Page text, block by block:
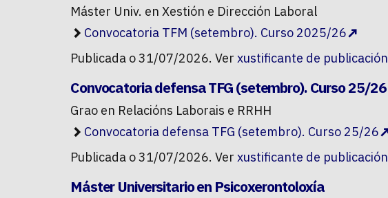
Máster Univ. en Xestión e Dirección Laboral
Convocatoria TFM (setembro). Curso 2025/26
Publicada o 31/07/2026. Ver xustificante de publicación
Convocatoria defensa TFG (setembro). Curso 25/26
Grao en Relacións Laborais e RRHH
Convocatoria defensa TFG (setembro). Curso 25/26
Publicada o 31/07/2026. Ver xustificante de publicación
Máster Universitario en Psicoxerontoloxía